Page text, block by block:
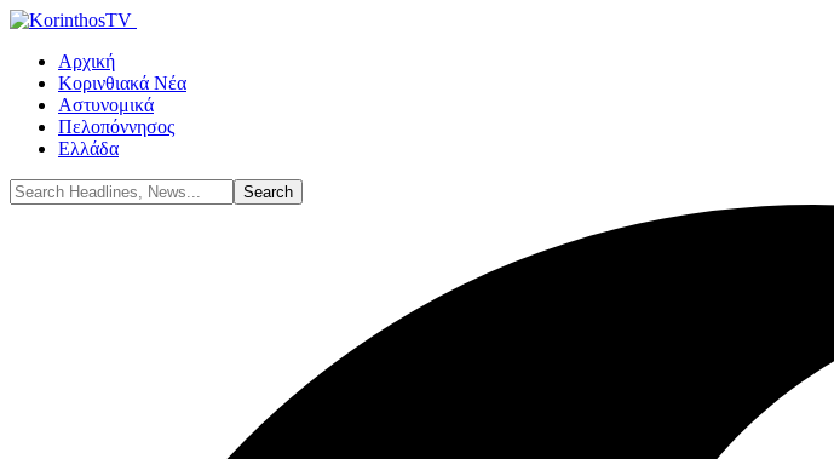
Αρχική
Κορινθιακά Νέα
Αστυνομικά
Πελοπόννησος
Ελλάδα